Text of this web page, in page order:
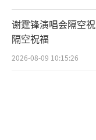
↑ 5月17日
谢霆锋演唱会隔空
隔空祝福
2026-08-09 10:15:26